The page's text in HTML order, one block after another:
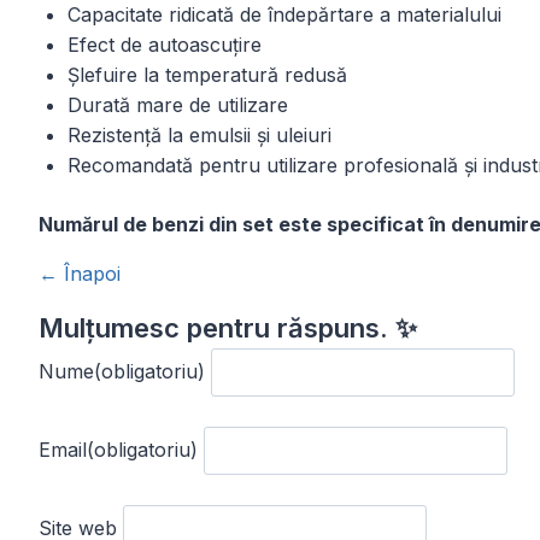
Capacitate ridicată de îndepărtare a materialului
Efect de autoascuțire
Șlefuire la temperatură redusă
Durată mare de utilizare
Rezistență la emulsii și uleiuri
Recomandată pentru utilizare profesională și
Numărul de benzi din set este specificat în
← Înapoi
Mulțumesc pentru răspuns. ✨
Nume(obligatoriu)
Email(obligatoriu)
Site web